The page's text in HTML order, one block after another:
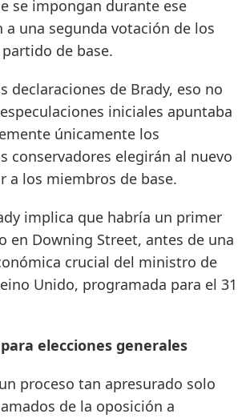
se impongan durante ese
a una segunda votación de los
de base.
declaraciones de Brady, eso no
iniciales apuntaba
únicamente los
conservadores elegirán al nuevo
a los miembros de base.
implica que habría un primer
en Downing Street, antes de una
crucial del ministro de
Unido, programada para el 31
elecciones generales
proceso tan apresurado solo
de la oposición a